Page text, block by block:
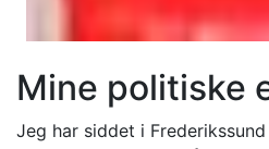
Mine politiske
Jeg har siddet i